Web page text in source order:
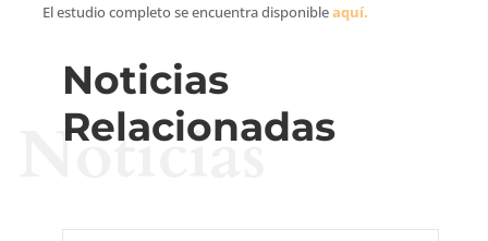
El estudio completo se encuentra disponibleaquí.
Noticias
Relacionadas
Noticias